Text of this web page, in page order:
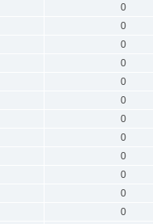
0
0
0
0
0
0
0
0
0
0
0
0